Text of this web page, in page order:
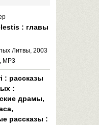
: главы
Литвы, 2003
MP3
: рассказы
:
драмы,
рассказы :